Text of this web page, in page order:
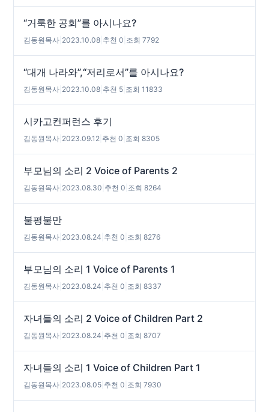
“거룩한 공회”를 아시나요?
김동원목사 2023.10.08 추천 0 조회 7792
“대개 나라와”,“저리로서”를 아시나요?
김동원목사 2023.10.08 추천 5 조회 11833
시카고컨퍼런스 후기
김동원목사 2023.09.12 추천 0 조회 8305
부모님의 소리 2 Voice of Parents 2
김동원목사 2023.08.30 추천 0 조회 8264
불평불만
김동원목사 2023.08.24 추천 0 조회 8276
부모님의 소리 1 Voice of Parents 1
김동원목사 2023.08.24 추천 0 조회 8337
자녀들의 소리 2 Voice of Children Part 2
김동원목사 2023.08.24 추천 0 조회 8707
자녀들의 소리 1 Voice of Children Part 1
김동원목사 2023.08.05 추천 0 조회 7930